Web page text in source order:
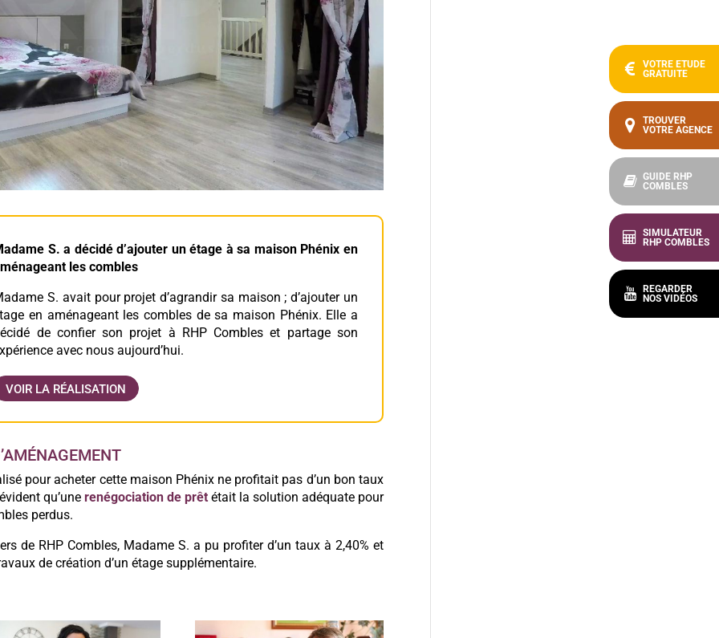
S. a décidé d’ajouter un étage à sa maison Phénix en
les combles
S. avait pour projet d’agrandir sa maison ; d’ajouter un
en aménageant les combles de sa maison Phénix. Elle a
de confier son projet à RHP Combles et partage son
avec nous aujourd’hui.
VOIR LA RÉALISATION
pour acheter cette maison Phénix ne profitait pas d’un bon taux
qu’une renégociation de prêtétait la solution adéquate pour
perdus.
de RHP Combles, Madame S. a pu profiter d’un taux à 2,40% et
de création d’un étage supplémentaire.